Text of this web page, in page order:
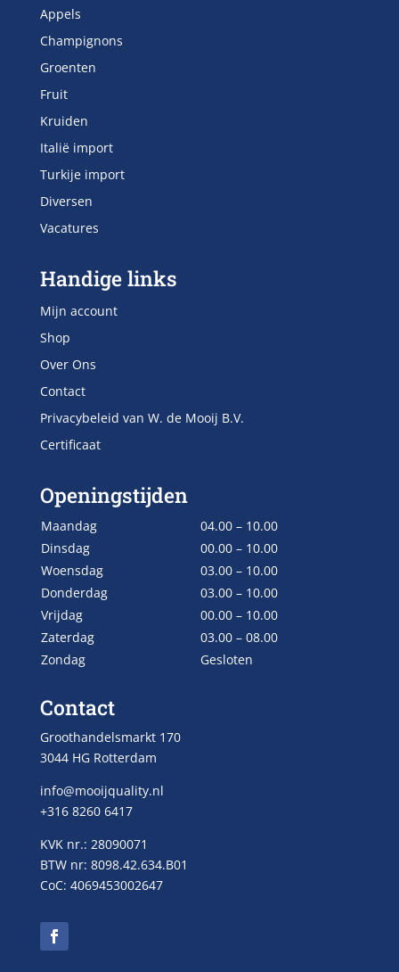
Appels
Champignons
Groenten
Fruit
Kruiden
Italië import
Turkije import
Diversen
Vacatures
Handige links
Mijn account
Shop
Over Ons
Contact
Privacybeleid van W. de Mooij B.V.
Certificaat
Openingstijden
Maandag
04.00 – 10.00
Dinsdag
00.00 – 10.00
Woensdag
03.00 – 10.00
Donderdag
03.00 – 10.00
Vrijdag
00.00 – 10.00
Zaterdag
03.00 – 08.00
Zondag
Gesloten
Contact
Groothandelsmarkt 170
3044 HG Rotterdam
info@mooijquality.nl
+316 8260 6417
KVK nr.: 28090071
BTW nr: 8098.42.634.B01
CoC: 4069453002647